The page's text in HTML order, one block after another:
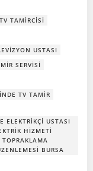
TAMIRCISI
USTASI
SERVISI
TV TAMIR
ELEKTRIKÇI USTASI
HIZMETI
BURSA